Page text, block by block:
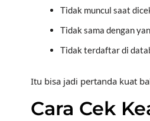
Tidak muncul saat
Tidak sama dengan
Tidak terdaftar di
Itu bisa jadi pertanda kuat
Cara Cek